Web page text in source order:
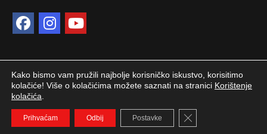
2024. © JUGinfo.hr / Sva prava pridržana.
WEB PEPERIT
Kako bismo vam pružili najbolje korisničko iskustvo, korisitimo
kolačiće! Više o kolačićima možete saznati na stranici Korištenje
kolačića
Prihvaćam Odbij Postavke Close GDPR Cookie